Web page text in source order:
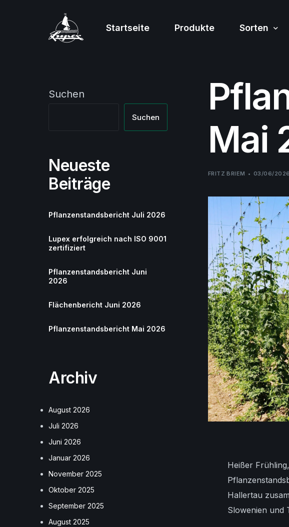
Startseite Produkte Sorten
Sortiment
Mai
FRITZ BRIEM 03/06/2026
Heißer
Hallertau
Slowenien und
Suchen
Suchen
Neueste
Beiträge
Pflanzenstandsbericht Juli 2026
Lupex erfolgreich nach ISO 9001
zertifiziert
Pflanzenstandsbericht Juni
2026
Flächenbericht Juni 2026
Pflanzenstandsbericht Mai 2026
Archiv
August 2026
Juli 2026
Juni 2026
Januar 2026
November 2025
Oktober 2025
September 2025
August 2025